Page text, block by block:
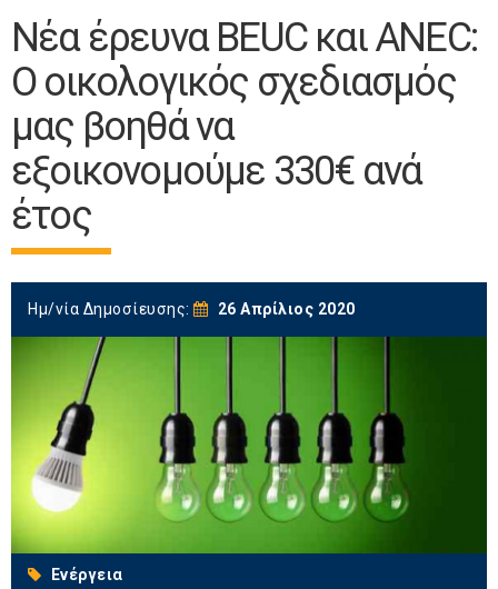
Νέα έρευνα BEUC και ANEC:
Ο οικολογικός σχεδιασμός
μας βοηθά να
εξοικονομούμε 330€ ανά
έτος
Ημ/νία Δημοσίευσης: 26 Απρίλιος 2020
Ενέργεια